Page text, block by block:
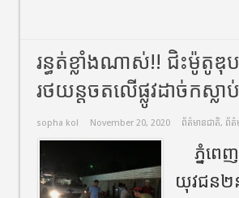
រន្ធត់ខ្លាំងណាស់!! ជិះម៉ូតូ
រថយន្តចតលើផ្លូវដាច់ក​ស្លា
sopha kol November 20, 2020 ព័ត៌មានជាតិ, ព័ត៌
ភ្នំពេ
យុវជន២